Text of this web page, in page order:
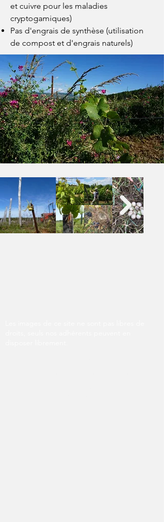
et cuivre pour les maladies
cryptogamiques)
Pas d'engrais de synthèse (utilisation
de compost et d'engrais naturels)